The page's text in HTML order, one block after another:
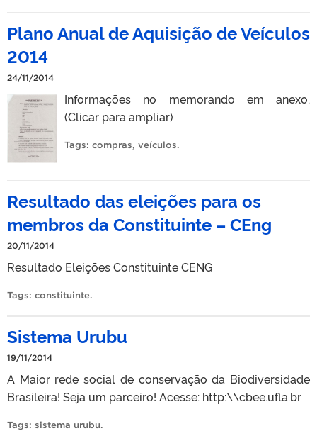
Plano Anual de Aquisição de Veículos
2014
24/11/2014
Informações no memorando em anexo.
(Clicar para ampliar)
Tags:compras,veículos.
Resultado das eleições para os
membros da Constituinte – CEng
20/11/2014
Resultado Eleições Constituinte CENG
Tags: constituinte.
Sistema Urubu
19/11/2014
A Maior rede social de conservação da Biodiversidade
Brasileira! Seja um parceiro! Acesse: http:\\cbee.ufla.br
Tags: sistema urubu.